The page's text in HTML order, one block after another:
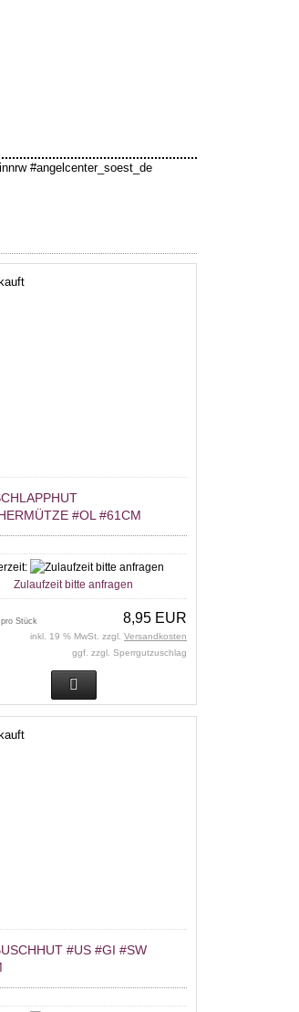
#angelcenter_soest_de
#OL #61CM
Zulaufzeit bitte anfragen
8,95 EUR
Stück
inkl. 19 % MwSt. zzgl. Versandkosten
ggf. zzgl. Sperrgutzuschlag
#US #GI #SW